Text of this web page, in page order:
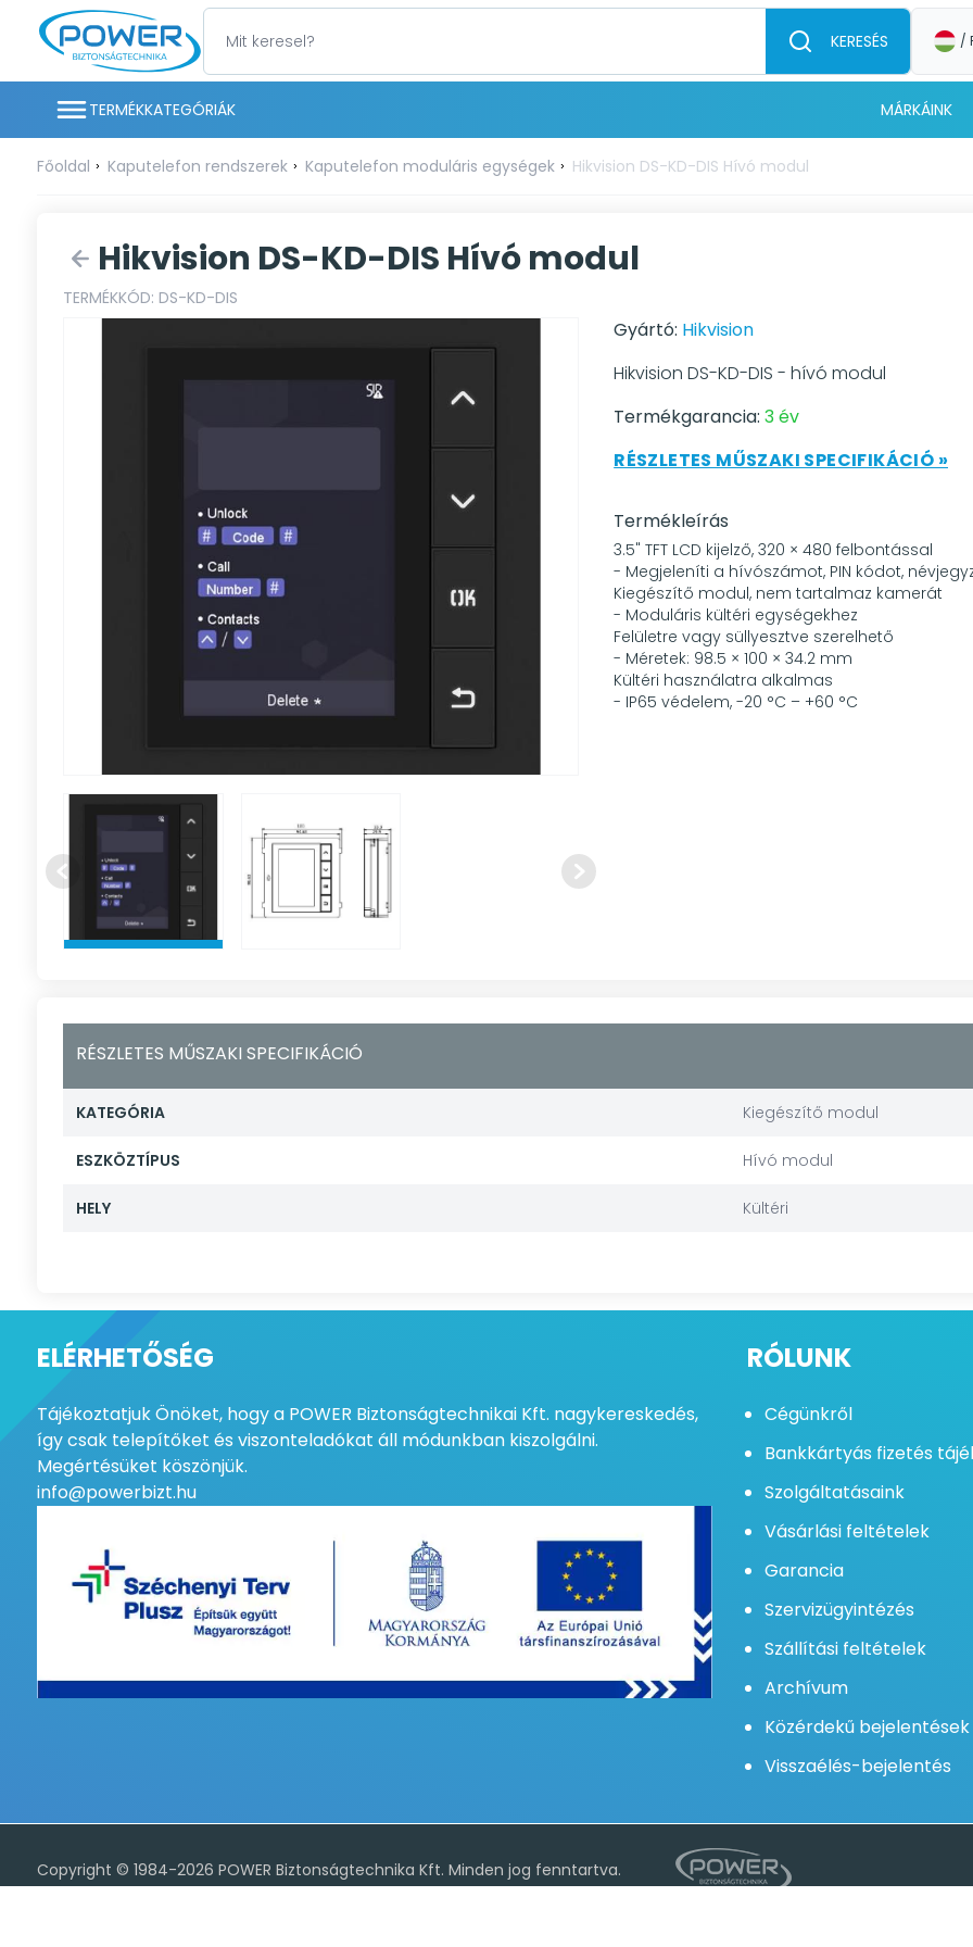
TERMÉKKATEGÓRIÁK
KERESÉS /
MÁRKÁINK
Főoldal Kaputelefon rendszerek Kaputelefon moduláris egységek Hikvision DS-KD-DIS Hívó modul
Hikvision DS-KD-DIS Hívó modul
TERMÉKKÓD: DS-KD-DIS
Gyártó: Hikvision
Hikvision DS-KD-DIS - hívó modul
Termékgarancia:3 év
RÉSZLETES MŰSZAKI SPECIFIKÁCIÓ »
Termékleírás
3.5" TFT LCD kijelző, 320 × 480 felbontással
- Megjeleníti a hívószámot, PIN kódot,
Kiegészítő modul, nem tartalmaz kamerát
- Moduláris kültéri egységekhez
Felületre vagy süllyesztve szerelhető
- Méretek: 98.5 × 100 × 34.2 mm
Kültéri használatra alkalmas
- IP65 védelem, -20 °C – +60 °C
RÉSZLETES MŰSZAKI SPECIFIKÁCIÓ
KATEGÓRIA Kiegészítő modul
ESZKÖZTÍPUS Hívó modul
HELY Kültéri
ELÉRHETŐSÉG
Tájékoztatjuk Önöket, hogy a POWER Biztonságtechnikai Kft. nagykereskedés,
így csak telepítőket és viszonteladókat áll módunkban kiszolgálni.
Megértésüket köszönjük.
info@powerbizt.hu
RÓLUNK
Cégünkről
Bankkártyás fizetés
Szolgáltatásaink
Vásárlási feltételek
Garancia
Szervizügyintézés
Szállítási feltételek
Archívum
Közérdekű bejelentések
Visszaélés-bejelentés
Copyright © 1984-2026 POWER Biztonságtechnika Kft. Minden jog fenntartva.
A weboldal sütiket (cookiet) használ az alapvető működés, valamint a jobb felhasználói élmény elérése érdekében. Az
Süti tájékoztató